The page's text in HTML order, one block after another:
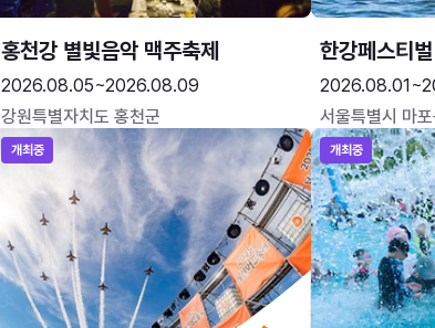
홍천강 별빛음악 맥주축제
2026.08.05~2026.08.09
강원특별자치도 홍천군
한강페스티벌
서울특별시 마
개최중 개최중